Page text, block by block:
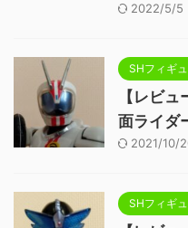
2022/5/5
SHフィギ
【レビ
面ライダ
2021/10/
SHフィギ